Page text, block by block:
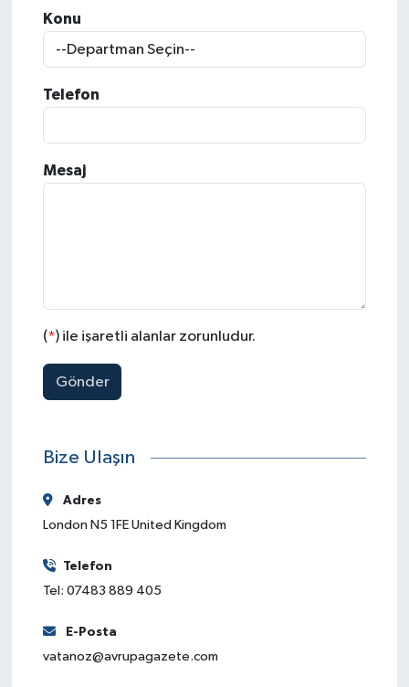
Konu
Telefon
Mesaj
(*) ile işaretli alanlar zorunludur.
Gönder
Bize Ulaşın
Adres
London N5 1FE United Kingdom
Telefon
Tel: 07483 889 405
E-Posta
vatanoz@avrupagazete.com